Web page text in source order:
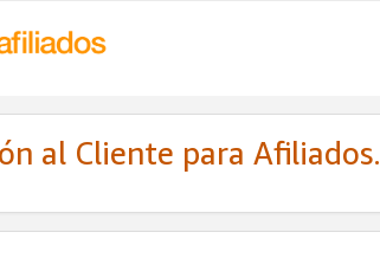
al Cliente para Afiliados.